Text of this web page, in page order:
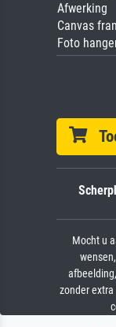
Afwerking
Canvas
Foto
Mocht u
zonder